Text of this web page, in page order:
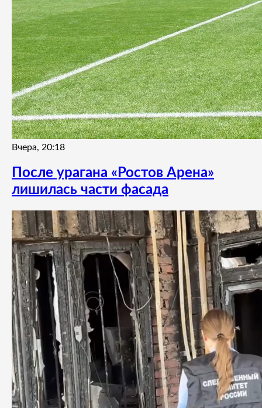
Вчера, 20:18
После урагана «Ростов Арена»
лишилась части фасада